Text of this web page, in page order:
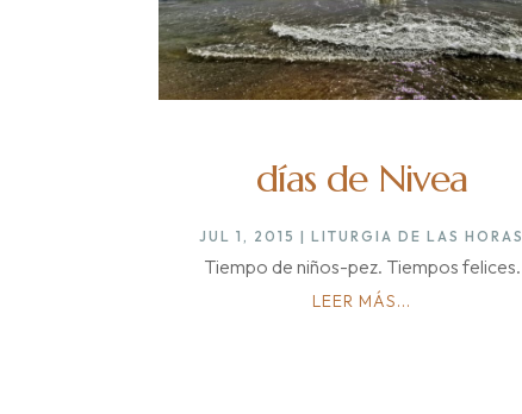
días de Nivea
JUL 1, 2015 |LITURGIA DE LAS HORAS
Tiempo de niños-pez. Tiempos felices.
LEER MÁS...